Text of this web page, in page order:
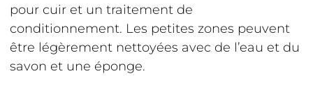
pour cuir et un traitement de
conditionnement. Les petites zones peuvent
être légèrement nettoyées avec de l’eau et du
savon et une éponge.